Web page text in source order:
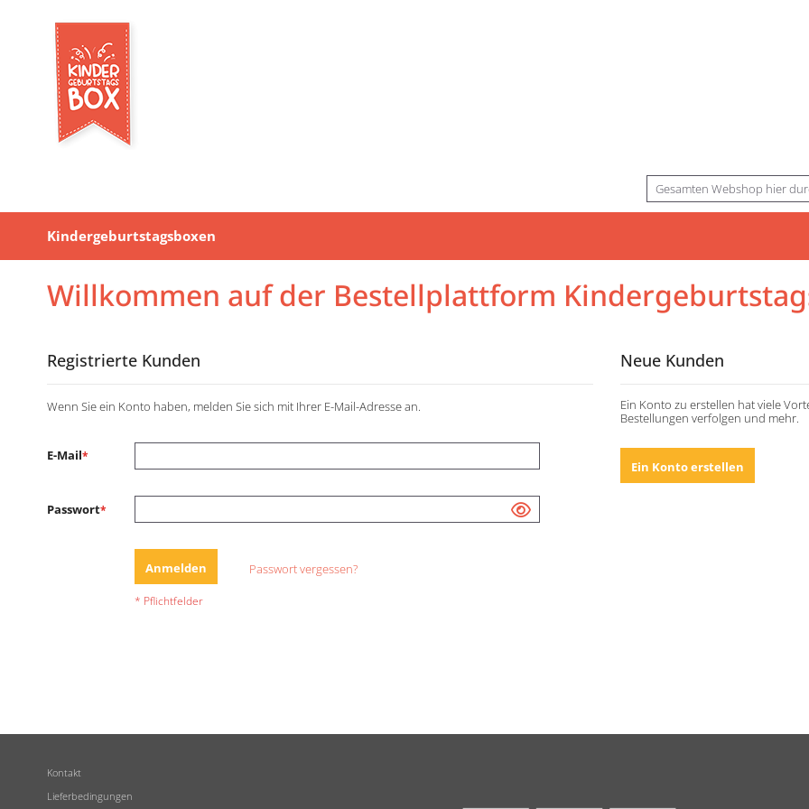
Suche
Kindergeburtstagsboxen
Willkommen auf der Bestellplattform
Registrierte Kunden
Wenn Sie ein Konto haben, melden Sie sich mit Ihrer E-Mail-Adresse an.
E-Mail
Passwort
Anmelden Passwort vergessen?
Neue Kunden
Ein Konto zu erstellen hat viele
Bestellungen verfolgen und mehr.
Ein Konto erstellen
Kontakt
Lieferbedingungen